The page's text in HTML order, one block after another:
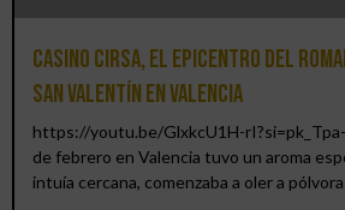
Casino CIRSA, el epicentro del
San Valentín en Valencia
https://youtu.be/GlxkcU1H-
de febrero en Valencia tuvo un aroma
intuía cercana, comenzaba a oler a